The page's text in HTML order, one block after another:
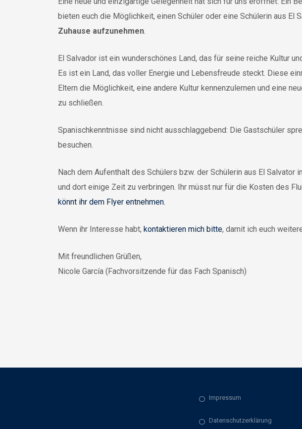
bieten euch die Möglichkeit, einen Schüler oder eine Schülerin aus El
Zuhause aufzunehmen.
El Salvador ist ein wunderschönes Land, das für seine reiche Kultur
Es ist ein Land, das voller Energie und Lebensfreude steckt. Diese
Eltern die Möglichkeit, eine andere Kultur kennenzulernen und eine
zu schließen.
Spanischkenntnisse sind nicht ausschlaggebend: Die Gastschüler
besuchen.
Nach dem Aufenthalt des Schülers bzw. der Schülerin aus El Salvator
und dort einige Zeit zu verbringen. Ihr müsst nur für die Kosten des
könnt ihr dem Flyer entnehmen.
Wenn ihr Interesse habt, kontaktieren mich bitte, damit ich euch
Mit freundlichen Grüßen,
Nicole García (Fachvorsitzende für das Fach Spanisch)
Impressum
Datenschutzerklärung